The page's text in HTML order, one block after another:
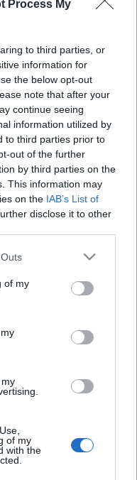
Process My
to third parties, or
information for
the below opt-out
note that after your
continue seeing
information utilized by
to third parties prior to
out of the further
by third parties on the
This information may
on the IAB’s List of
disclose it to other
one or more Google
You may click to
its third-party tags to
in below Google
of my
of my
with the
próximo domingo a las
locales? ¿Con qué
Getafe.
Gaspar, Funes Mori,
– Coquelin, Parejo,
Bacca, Gerard Moreno.
Trigueros (sancionado).
Juan Foyth, Paco
el Arsenal. Emery
titular, aunque hay
lesiones. Capoué se
de Coquelin,
Foyth, también
sufre una rotura
ligamento lateral interno